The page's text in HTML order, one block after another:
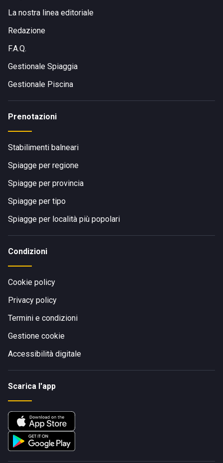
La nostra linea editoriale
Redazione
F.A.Q.
Gestionale Spiaggia
Gestionale Piscina
Prenotazioni
Stabilimenti balneari
Spiagge per regione
Spiagge per provincia
Spiagge per tipo
Spiagge per località più popolari
Condizioni
Cookie policy
Privacy policy
Termini e condizioni
Gestione cookie
Accessibilità digitale
Scarica l'app